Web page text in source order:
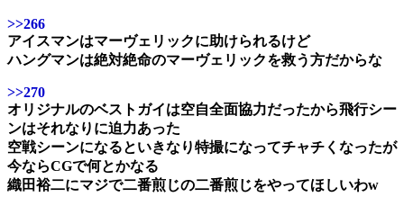
>>266
アイスマンはマーヴェリックに助けられるけど
ハングマンは絶対絶命のマーヴェリックを救う方だからな
>>270
オリジナルのベストガイは空自全面協力だったから飛行シー
ンはそれなりに迫力あった
空戦シーンになるといきなり特撮になってチャチくなったが
今ならCGで何とかなる
織田裕二にマジで二番煎じの二番煎じをやってほしいわw